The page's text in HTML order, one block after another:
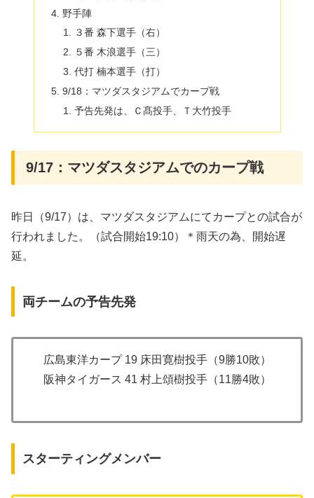
野手陣
３番 森下選手（右）
５番 木浪選手（三）
代打 楠本選手（打）
9/18：マツダスタジアムでカープ戦
予告先発は、Ｃ髙投手、Ｔ大竹投手
9/17：マツダスタジアムでのカープ戦
昨日（9/17）は、マツダスタジアムにてカープとの試合が
行われました。（試合開始19:10）＊雨天の為、開始遅
延。
両チームの予告先発
広島東洋カープ 19 床田寛樹投手（9勝10敗）
阪神タイガース 41 村上頌樹投手（11勝4敗）
スターティングメンバー